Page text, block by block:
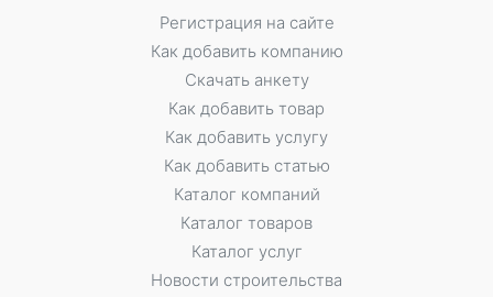
Регистрация на сайте
Как добавить компанию
Скачать анкету
Как добавить товар
Как добавить услугу
Как добавить статью
Каталог компаний
Каталог товаров
Каталог услуг
Новости строительства